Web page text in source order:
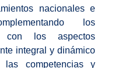
nacionales e
los
con los aspectos
integral y dinámico
competencias y